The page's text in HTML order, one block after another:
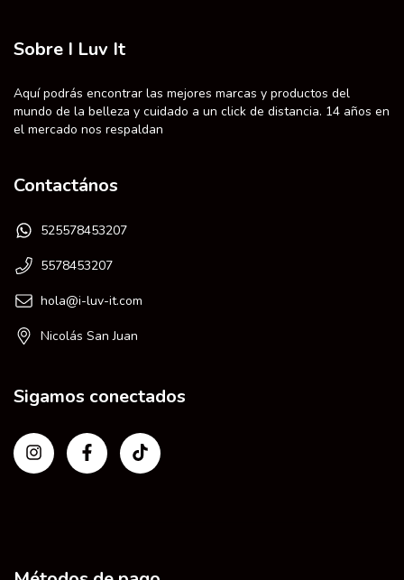
Sobre I Luv It
Aquí podrás encontrar las mejores marcas y productos del
mundo de la belleza y cuidado a un click de distancia. 14 años en
el mercado nos respaldan
Contactános
525578453207
5578453207
hola@i-luv-it.com
Nicolás San Juan
Sigamos conectados